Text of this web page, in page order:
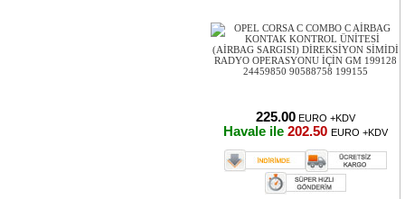
225.00 EURO +KDV
Havale ile 202.50 EURO +KDV